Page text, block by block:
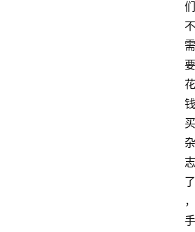
们
不
需
要
花
钱
买
杂
志
了
，
手